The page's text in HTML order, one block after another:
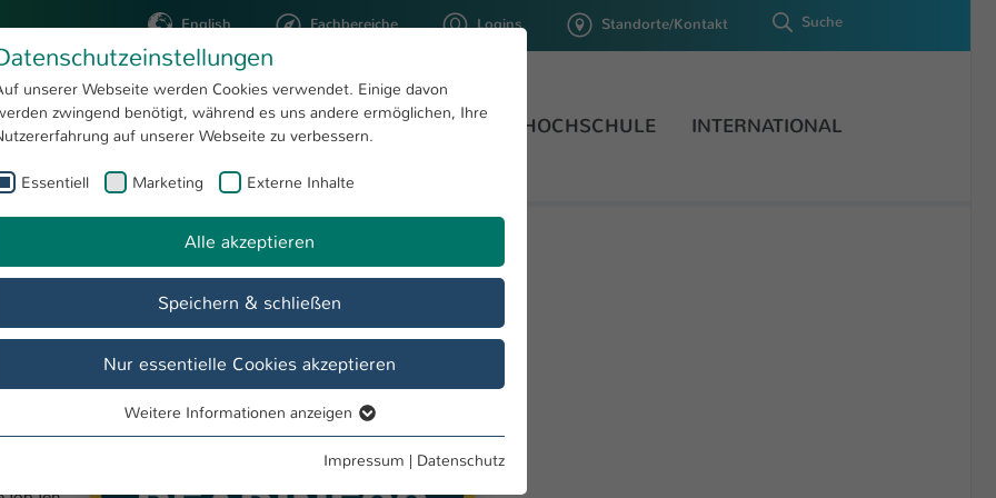
English Fachbereiche Logins Standorte/Kontakt Suche
STUDIUM FORSCHUNG HOCHSCHULE INTERNATIONAL
PM 2021-03-04 Hochschule Kaiserslautern: Bestnoten für digitale Lehre
3
das
mit der
unserer Webseite werden Cookies verwendet. Einige davon
zwingend benötigt, während es uns andere ermöglichen, Ihre
auf unserer Webseite zu verbessern.
Essentiell Marketing Externe Inhalte
Alle akzeptieren
Speichern & schließen
Nur essentielle Cookies akzeptieren
Essentielle Cookies werden für grundlegende Funktionen der
Weitere Informationen anzeigen
Impressum | Datenschutz